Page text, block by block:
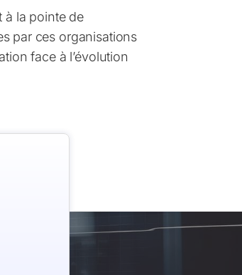
à la pointe de
par ces organisations
face à l’évolution